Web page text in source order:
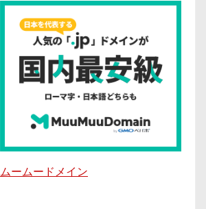
ムームードメイン